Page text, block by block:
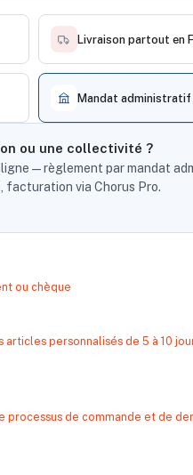
Livraison partout en
Mandat
ou une collectivité ?
— règlement par mandat
facturation via Chorus Pro.
ou chèque
personnalisés de 5 à 10
processus de commande et de